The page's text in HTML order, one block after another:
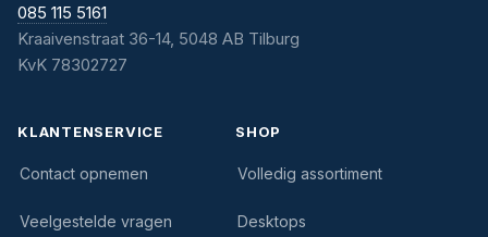
085 115 5161
Kraaivenstraat 36-14, 5048 AB Tilburg
KvK 78302727
KLANTENSERVICE
Contact opnemen
Veelgestelde vragen
SHOP
Volledig assortiment
Desktops